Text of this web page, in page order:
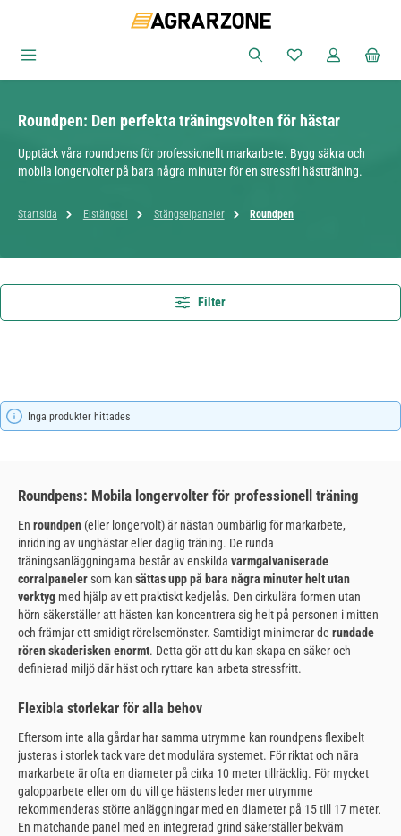
Du har 0 objekt i
Roundpen: Den perfekta träningsvolten för hästar
Upptäck våra roundpens för professionellt markarbete. Bygg säkra och
mobila longervolter på bara några minuter för en stressfri hästträning.
Startsida Elstängsel Stängselpaneler Roundpen
Filter
Inga produkter hittades
Roundpens: Mobila longervolter för professionell träning
En roundpen (eller longervolt) är nästan oumbärlig för markarbete,
inridning av unghästar eller daglig träning. De runda
träningsanläggningarna består av enskilda varmgalvaniserade
corralpanelersom kan sättas upp på bara några minuter helt utan
verktyg med hjälp av ett praktiskt kedjelås. Den cirkulära formen utan
hörn säkerställer att hästen kan koncentrera sig helt på personen i mitten
och främjar ett smidigt rörelsemönster. Samtidigt minimerar de rundade
rören skaderisken enormt. Detta gör att du kan skapa en säker och
definierad miljö där häst och ryttare kan arbeta stressfritt.
Flexibla storlekar för alla behov
Eftersom inte alla gårdar har samma utrymme kan roundpens flexibelt
justeras i storlek tack vare det modulära systemet. För riktat och nära
markarbete är ofta en diameter på cirka 10 meter tillräcklig. För mycket
galopparbete eller om du vill ge hästens leder mer utrymme
rekommenderas större anläggningar med en diameter på 15 till 17 meter.
En matchande panel med en integrerad grind säkerställer bekväm